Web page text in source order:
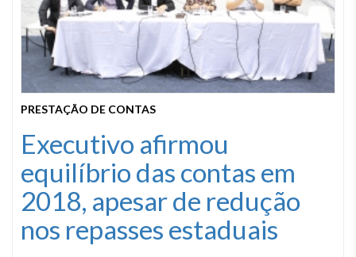
PRESTAÇÃO DE CONTAS
Executivo afirmou
equilíbrio das contas em
2018, apesar de redução
nos repasses estaduais